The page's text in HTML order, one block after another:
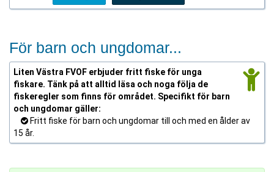
För barn och ungdomar...
Liten Västra FVOF erbjuder fritt fiske för unga
fiskare. Tänk på att alltid läsa och noga följa de
fiskeregler som finns för området. Specifikt för barn
och ungdomar gäller:
Fritt fiske för barn och ungdomar till och med en ålder av
15 år.